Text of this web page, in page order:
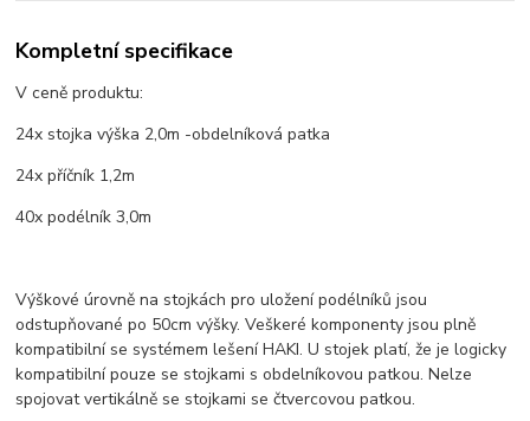
Kompletní specifikace
V ceně produktu:
24x stojka výška 2,0m -obdelníková patka
24x příčník 1,2m
40x podélník 3,0m
Výškové úrovně na stojkách pro uložení podélníků jsou
odstupňované po 50cm výšky. Veškeré komponenty jsou plně
kompatibilní se systémem lešení HAKI. U stojek platí, že je logicky
kompatibilní pouze se stojkami s obdelníkovou patkou. Nelze
spojovat vertikálně se stojkami se čtvercovou patkou.